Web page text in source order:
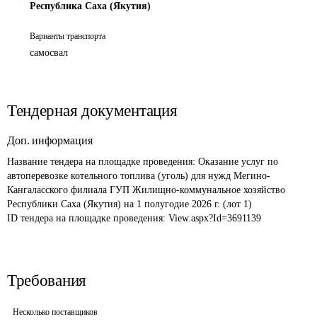
Республика Саха (Якутия)
Варианты транспорта
самосвал
Тендерная документация
Доп. информация
Название тендера на площадке проведения: Оказание услуг по
автоперевозке котельного топлива (уголь) для нужд Мегино-
Кангаласского филиала ГУП Жилищно-коммунальное хозяйство
Республики Саха (Якутия) на 1 полугодие 2026 г. (лот 1)
ID тендера на площадке проведения: View.aspx?Id=3691139
Требования
Несколько поставщиков